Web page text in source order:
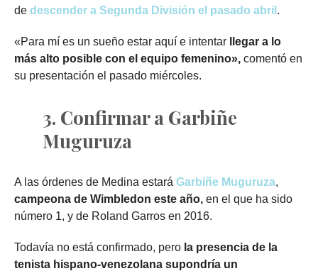
de descender a Segunda División el pasado abril .
«Para mí es un sueño estar aquí e intentar
llegar a lo
más alto posible con el equipo femenino»,comentó en
su presentación el pasado miércoles.
3. Confirmar a Garbiñe
Muguruza
A las órdenes de Medina estará Garbiñe Muguruza,
campeona de Wimbledon este año,en el que ha sido
número 1, y de Roland Garros en 2016.
Todavía no está confirmado, pero la presencia de la
tenista hispano-venezolana supondría un